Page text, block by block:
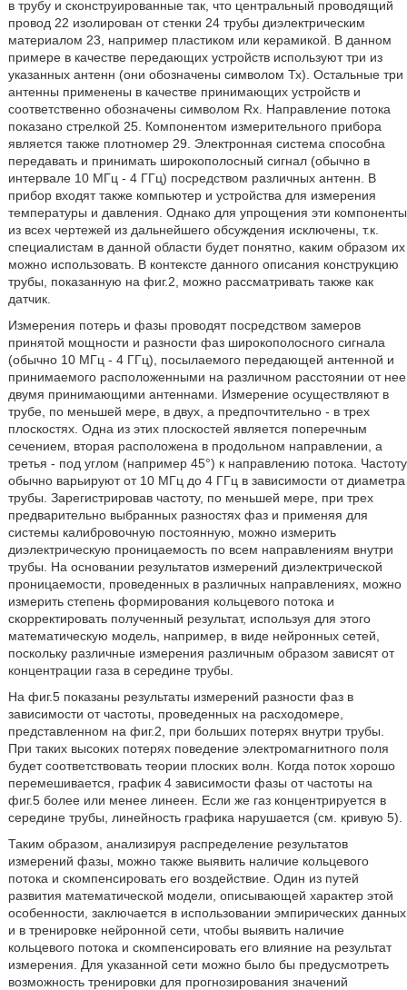
в трубу и сконструированные так, что центральный проводящий
провод 22 изолирован от стенки 24 трубы диэлектрическим
материалом 23, например пластиком или керамикой. В данном
примере в качестве передающих устройств используют три из
указанных антенн (они обозначены символом Тх). Остальные три
антенны применены в качестве принимающих устройств и
соответственно обозначены символом Rx. Направление потока
показано стрелкой 25. Компонентом измерительного прибора
является также плотномер 29. Электронная система способна
передавать и принимать широкополосный сигнал (обычно в
интервале 10 МГц - 4 ГГц) посредством различных антенн. В
прибор входят также компьютер и устройства для измерения
температуры и давления. Однако для упрощения эти компоненты
из всех чертежей из дальнейшего обсуждения исключены, т.к.
специалистам в данной области будет понятно, каким образом их
можно использовать. В контексте данного описания конструкцию
трубы, показанную на фиг.2, можно рассматривать также как
датчик.
Измерения потерь и фазы проводят посредством замеров
принятой мощности и разности фаз широкополосного сигнала
(обычно 10 МГц - 4 ГГц), посылаемого передающей антенной и
принимаемого расположенными на различном расстоянии от нее
двумя принимающими антеннами. Измерение осуществляют в
трубе, по меньшей мере, в двух, а предпочтительно - в трех
плоскостях. Одна из этих плоскостей является поперечным
сечением, вторая расположена в продольном направлении, а
третья - под углом (например 45°) к направлению потока. Частоту
обычно варьируют от 10 МГц до 4 ГГц в зависимости от диаметра
трубы. Зарегистрировав частоту, по меньшей мере, при трех
предварительно выбранных разностях фаз и применяя для
системы калибровочную постоянную, можно измерить
диэлектрическую проницаемость по всем направлениям внутри
трубы. На основании результатов измерений диэлектрической
проницаемости, проведенных в различных направлениях, можно
измерить степень формирования кольцевого потока и
скорректировать полученный результат, используя для этого
математическую модель, например, в виде нейронных сетей,
поскольку различные измерения различным образом зависят от
концентрации газа в середине трубы.
На фиг.5 показаны результаты измерений разности фаз в
зависимости от частоты, проведенных на расходомере,
представленном на фиг.2, при больших потерях внутри трубы.
При таких высоких потерях поведение электромагнитного поля
будет соответствовать теории плоских волн. Когда поток хорошо
перемешивается, график 4 зависимости фазы от частоты на
фиг.5 более или менее линеен. Если же газ концентрируется в
середине трубы, линейность графика нарушается (см. кривую 5).
Таким образом, анализируя распределение результатов
измерений фазы, можно также выявить наличие кольцевого
потока и скомпенсировать его воздействие. Один из путей
развития математической модели, описывающей характер этой
особенности, заключается в использовании эмпирических данных
и в тренировке нейронной сети, чтобы выявить наличие
кольцевого потока и скомпенсировать его влияние на результат
измерения. Для указанной сети можно было бы предусмотреть
возможность тренировки для прогнозирования значений